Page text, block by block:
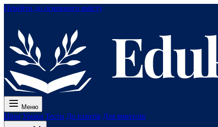
Перейти до основного вмісту
Меню
Ціни Уроки Тести До іспитів Для вчителів